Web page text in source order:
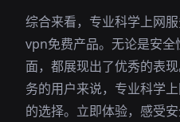
综合来看，专业科学上网
vpn免费产品。无论是安
面，都展现出了优秀的表
务的用户来说，专业科学
的选择。立即体验，感受安